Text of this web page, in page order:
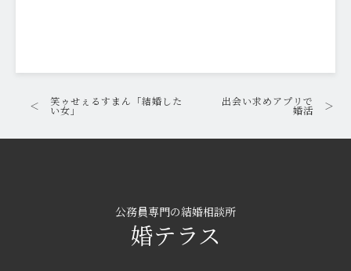
＜ 笑ゥせぇるすまん「結婚した
い女」
出会い求めアプリで
婚活 ＞
公務員専門の結婚相談所
婚テラス